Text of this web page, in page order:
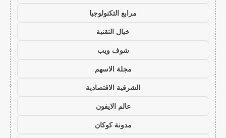
مرابع التكنولوجيا
خيال التقنية
شوف ويب
مجلة الاسهم
الشرقية الاقتصادية
عالم الايفون
مدونة كوكان